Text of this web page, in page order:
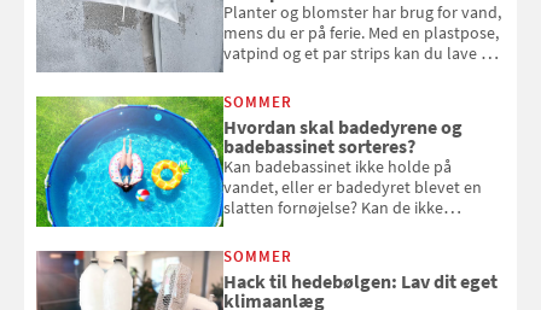
Planter og blomster har brug for vand,
mens du er på ferie. Med en plastpose,
vatpind og et par strips kan du lave dit
at bede naboen om at vande eller
komme hjem til døde planter
SOMMER
Hvordan skal badedyrene og
badebassinet sorteres?
Kan badebassinet ikke holde på
vandet, eller er badedyret blevet en
slatten fornøjelse? Kan de ikke
opmærksom, når du smider
badebassinet eller et badedyr ud
SOMMER
Hack til hedebølgen: Lav dit eget
klimaanlæg